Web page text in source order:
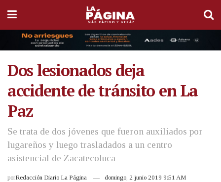
Dos lesionados deja
accidente de tránsito en La
Paz
Se trata de dos jóvenes que fueron auxiliados por
lugareños y luego trasladados a un centro
asistencial de Zacatecoluca
porRedacción Diario La Página domingo, 2 junio 2019 9:51 AM